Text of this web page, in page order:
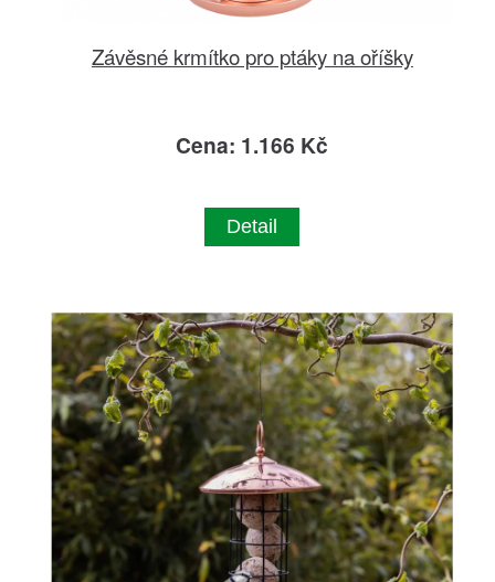
Závěsné krmítko pro ptáky na oříšky
Cena: 1.166 Kč
Detail